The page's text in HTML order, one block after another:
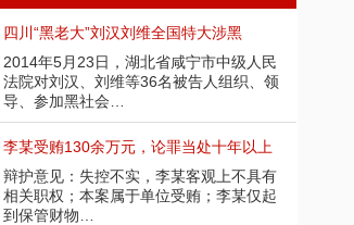
四川“黑老大”刘汉刘维全国特大涉黑
2014年5月23日，湖北省咸宁市中级人民
法院对刘汉、刘维等36名被告人组织、领
导、参加黑社会…
李某受贿130余万元，论罪当处十年以上
辩护意见：失控不实，李某客观上不具有
相关职权；本案属于单位受贿；李某仅起
到保管财物…